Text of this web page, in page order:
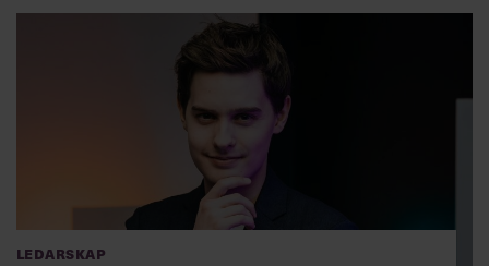
Ledarskap